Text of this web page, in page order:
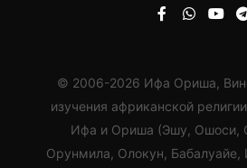
© 2006-2026 Ифа Ориша,
изучения африканской
Ифа и Ориша (Эшу, Ошоси,
Орунмила, Олокун,